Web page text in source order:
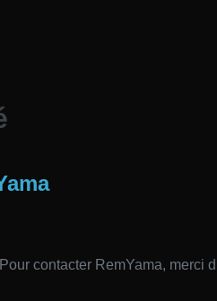
contacter RemYama, merci